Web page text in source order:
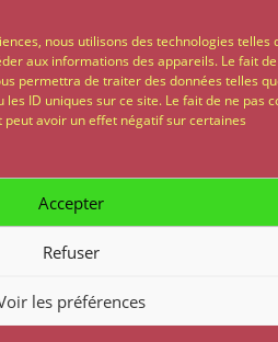
nous utilisons des technologies telles
aux informations des appareils. Le fait de
permettra de traiter des données telles
ID uniques sur ce site. Le fait de ne pas
avoir un effet négatif sur certaines
Accepter
Refuser
les préférences